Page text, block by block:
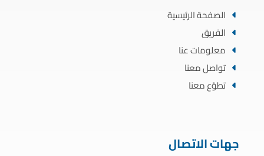
الصفحة الرئيسية
الفريق
معلومات عنا
تواصل معنا
تطوّع معنا
جهات الاتصال